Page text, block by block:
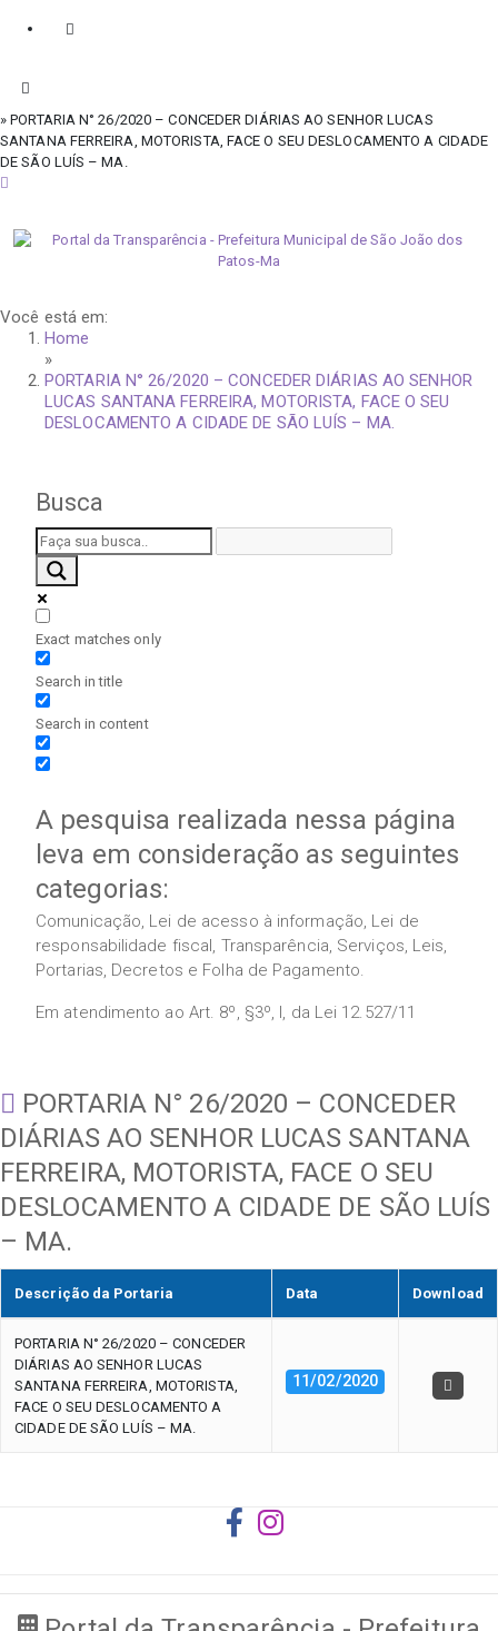
» PORTARIA N° 26/2020 – CONCEDER DIÁRIAS AO SENHOR LUCAS
SANTANA FERREIRA, MOTORISTA, FACE O SEU DESLOCAMENTO A CIDADE
DE SÃO LUÍS – MA.
Você está em:
Home
»
PORTARIA N° 26/2020 – CONCEDER DIÁRIAS AO SENHOR
LUCAS SANTANA FERREIRA, MOTORISTA, FACE O SEU
DESLOCAMENTO A CIDADE DE SÃO LUÍS – MA.
Busca
Exact matches only
Search in title
Search in content
A pesquisa realizada nessa página
leva em consideração as seguintes
categorias:
Comunicação, Lei de acesso à informação, Lei de
responsabilidade fiscal, Transparência, Serviços, Leis,
Portarias, Decretos e Folha de Pagamento.
Em atendimento ao Art. 8º, §3º, I, da Lei 12.527/11
PORTARIA N° 26/2020 – CONCEDER
DIÁRIAS AO SENHOR LUCAS SANTANA
FERREIRA, MOTORISTA, FACE O SEU
DESLOCAMENTO A CIDADE DE SÃO LUÍS
– MA.
Descrição da Portaria Data Download
PORTARIA N° 26/2020 – CONCEDER
DIÁRIAS AO SENHOR LUCAS
SANTANA FERREIRA, MOTORISTA,
FACE O SEU DESLOCAMENTO A
CIDADE DE SÃO LUÍS – MA.
11/02/2020